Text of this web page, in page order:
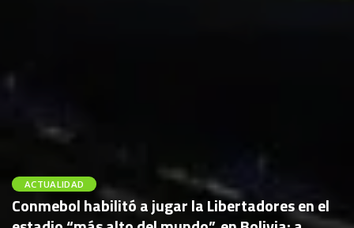
ACTUALIDAD
Conmebol habilitó a jugar la Libertadores en el